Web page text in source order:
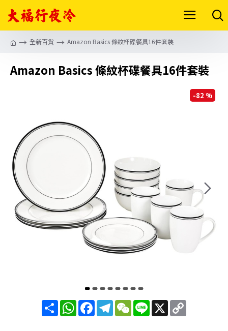
全新百貨 Amazon Basics 條紋杯碟餐具16件套裝
Amazon Basics 條紋杯碟餐具16件套裝
-82 %
分
享
WhatsAppFacebookTelegram
WeChat
Line X Copy
Link